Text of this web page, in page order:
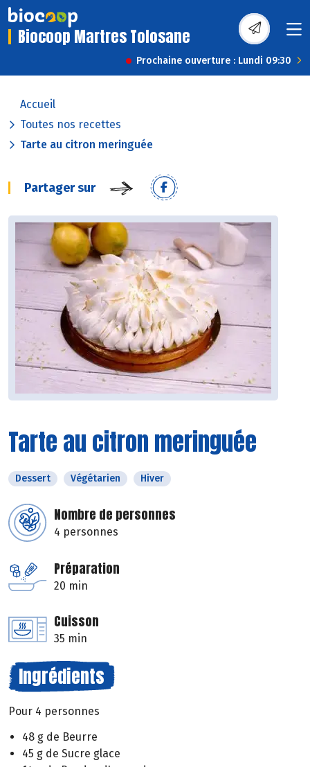
Biocoop Martres Tolosane
Prochaine ouverture : Lundi 09:30
Accueil
Toutes nos recettes
Tarte au citron meringuée
Partager sur
Tarte au citron meringuée
Dessert Végétarien Hiver
Nombre de personnes
4 personnes
Préparation
20 min
Cuisson
35 min
Ingrédients
Pour 4 personnes
48 g de Beurre
45 g de Sucre glace